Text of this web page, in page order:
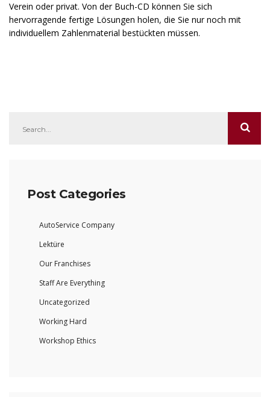
Verein oder privat. Von der Buch-CD können Sie sich
hervorragende fertige Lösungen holen, die Sie nur noch mit
individuellem Zahlenmaterial bestückten müssen.
Post Categories
AutoService Company
Lektüre
Our Franchises
Staff Are Everything
Uncategorized
Working Hard
Workshop Ethics